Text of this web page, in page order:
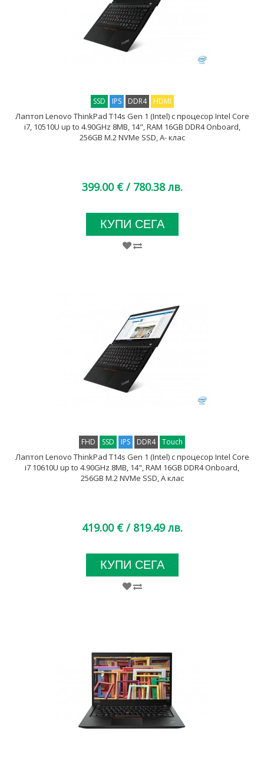
SSD IPS DDR4 HDMI
Лаптоп Lenovo ThinkPad T14s Gen 1 (Intel) с процесор Intel Core
i7, 10510U up to 4.90GHz 8MB, 14", RAM 16GB DDR4 Onboard,
256GB M.2 NVMe SSD, A- клас
399.00 € / 780.38 лв.
КУПИ СЕГА
FHD SSD IPS DDR4 Touch
Лаптоп Lenovo ThinkPad T14s Gen 1 (Intel) с процесор Intel Core
i7 10610U up to 4.90GHz 8MB, 14", RAM 16GB DDR4 Onboard,
256GB M.2 NVMe SSD, A клас
419.00 € / 819.49 лв.
КУПИ СЕГА